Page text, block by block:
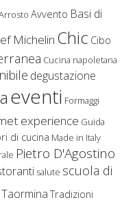
Avvento Basi di
Michelin Chic Cibo
Cucina napoletana
degustazione
eventi Formaggi
experience Guida
di cucina Made in Italy
Pietro D'Agostino
salute scuola di
Taormina Tradizioni